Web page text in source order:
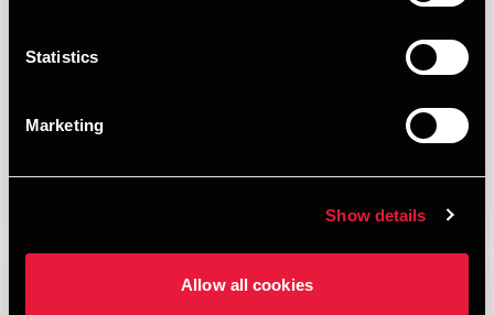
Statistics
Marketing
Show details
Allow all cookies
Læs mere